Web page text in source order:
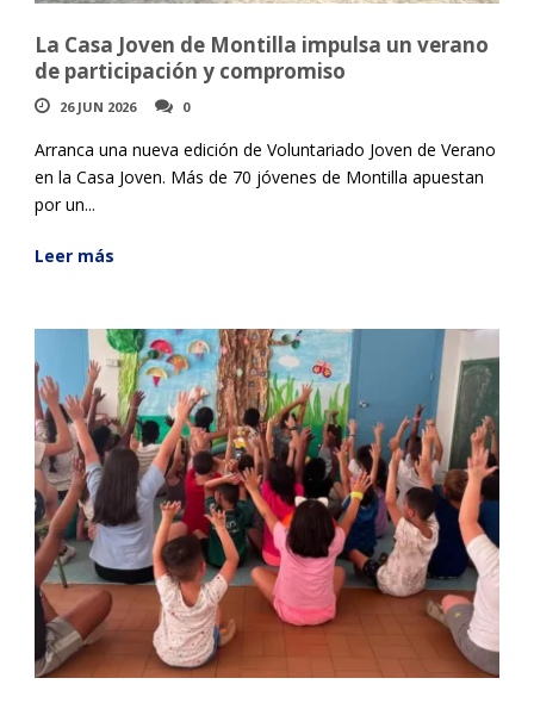
La Casa Joven de Montilla impulsa un verano
de participación y compromiso
26 JUN 2026 0
Arranca una nueva edición de Voluntariado Joven de Verano
en la Casa Joven. Más de 70 jóvenes de Montilla apuestan
por un...
Leer más